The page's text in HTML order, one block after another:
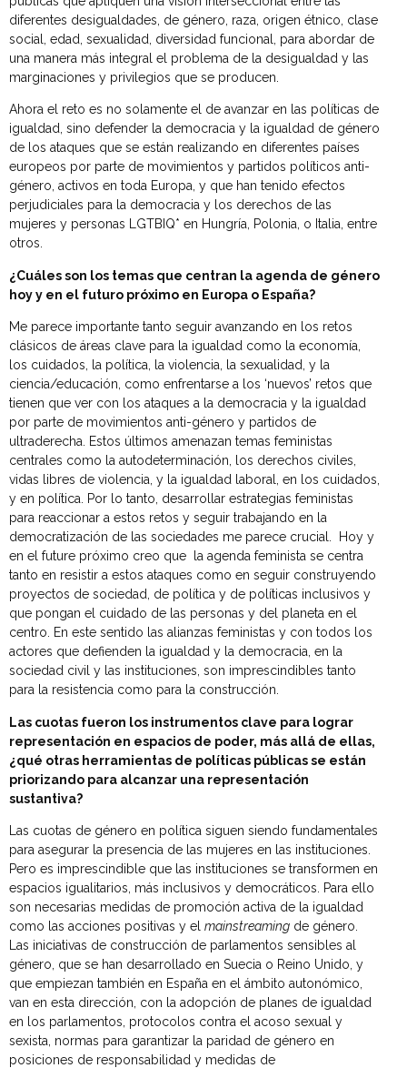
diferentes desigualdades, de género, raza, origen étnico, clase
social, edad, sexualidad, diversidad funcional, para abordar de
una manera más integral el problema de la desigualdad y las
marginaciones y privilegios que se producen.
Ahora el reto es no solamente el de avanzar en las políticas de
igualdad, sino defender la democracia y la igualdad de género
de los ataques que se están realizando en diferentes países
europeos por parte de movimientos y partidos políticos anti-
género, activos en toda Europa, y que han tenido efectos
perjudiciales para la democracia y los derechos de las
mujeres y personas LGTBIQ* en Hungría, Polonia, o Italia, entre
otros.
¿Cuáles son los temas que centran la agenda de género
hoy y en el futuro próximo en Europa o España?
Me parece importante tanto seguir avanzando en los retos
clásicos de áreas clave para la igualdad como la economía,
los cuidados, la política, la violencia, la sexualidad, y la
ciencia/educación, como enfrentarse a los ‘nuevos’ retos que
tienen que ver con los ataques a la democracia y la igualdad
por parte de movimientos anti-género y partidos de
ultraderecha. Estos últimos amenazan temas feministas
centrales como la autodeterminación, los derechos civiles,
vidas libres de violencia, y la igualdad laboral, en los cuidados,
y en política. Por lo tanto, desarrollar estrategias feministas
para reaccionar a estos retos y seguir trabajando en la
democratización de las sociedades me parece crucial. Hoy y
en el future próximo creo que la agenda feminista se centra
tanto en resistir a estos ataques como en seguir construyendo
proyectos de sociedad, de política y de políticas inclusivos y
que pongan el cuidado de las personas y del planeta en el
centro. En este sentido las alianzas feministas y con todos los
actores que defienden la igualdad y la democracia, en la
sociedad civil y las instituciones, son imprescindibles tanto
para la resistencia como para la construcción.
Las cuotas fueron los instrumentos clave para lograr
representación en espacios de poder, más allá de ellas,
¿qué otras herramientas de políticas públicas se están
priorizando para alcanzar una representación
sustantiva?
Las cuotas de género en política siguen siendo fundamentales
para asegurar la presencia de las mujeres en las instituciones.
Pero es imprescindible que las instituciones se transformen en
espacios igualitarios, más inclusivos y democráticos. Para ello
son necesarias medidas de promoción activa de la igualdad
como las acciones positivas y el mainstreaming de género.
Las iniciativas de construcción de parlamentos sensibles al
género, que se han desarrollado en Suecia o Reino Unido, y
que empiezan también en España en el ámbito autonómico,
van en esta dirección, con la adopción de planes de igualdad
en los parlamentos, protocolos contra el acoso sexual y
sexista, normas para garantizar la paridad de género en
posiciones de responsabilidad y medidas de